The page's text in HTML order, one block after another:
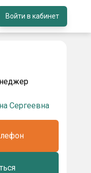
Войти в кабинет
Сергеевна